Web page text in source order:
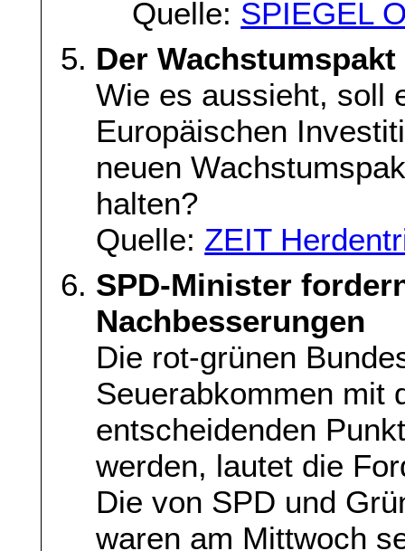
Quelle: SPIEGEL
Der
Wie es aussieht, soll
Europäischen
neuen
halten?
Quelle: ZEIT
SPD-Minister
Nachbesserungen
Die rot-grünen
Seuerabkommen mit
entscheidenden
werden, lautet die
Die von SPD und
waren am Mittwoch